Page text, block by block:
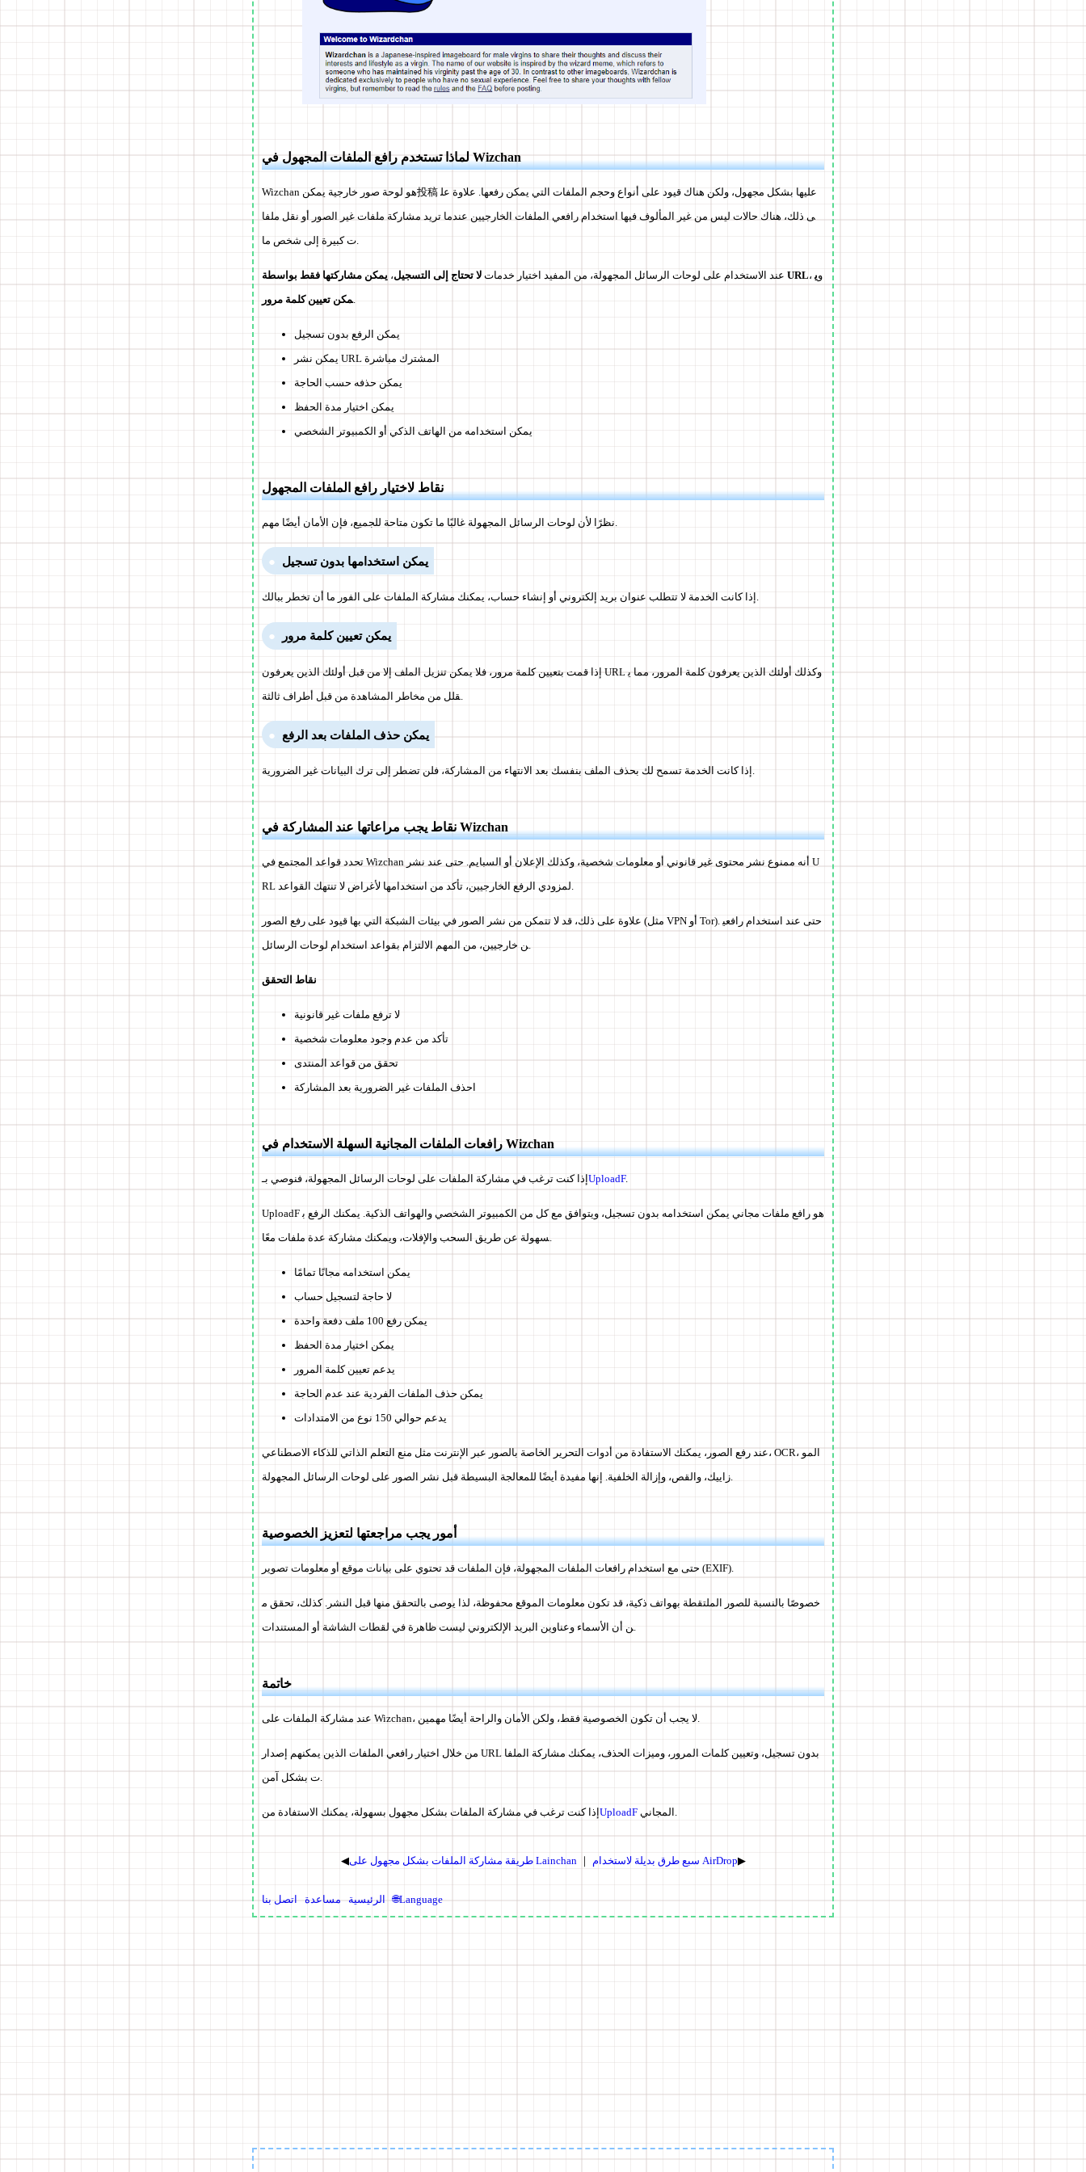
لماذا تستخدم رافع الملفات المجهول في Wizchan
Wizchan هو لوحة صور خارجية يمكن投稿 عليها بشكل مجهول، ولكن هناك قيود على أنواع وحجم الملفات التي يمكن رفعها. علاوة عل
ى ذلك، هناك حالات ليس من غير المألوف فيها استخدام رافعي الملفات الخارجيين عندما تريد مشاركة ملفات غير الصور أو نقل ملفا
ت كبيرة إلى شخص ما.
عند الاستخدام على لوحات الرسائل المجهولة، من المفيد اختيار خدمات لا تحتاج إلى التسجيل، يمكن مشاركتها فقط بواسطة URL ، وي
مكن تعيين كلمة مرور.
يمكن الرفع بدون تسجيل
يمكن نشر URL المشترك مباشرة
يمكن حذفه حسب الحاجة
يمكن اختيار مدة الحفظ
يمكن استخدامه من الهاتف الذكي أو الكمبيوتر الشخصي
نقاط لاختيار رافع الملفات المجهول
نظرًا لأن لوحات الرسائل المجهولة غالبًا ما تكون متاحة للجميع، فإن الأمان أيضًا مهم.
يمكن استخدامها بدون تسجيل
إذا كانت الخدمة لا تتطلب عنوان بريد إلكتروني أو إنشاء حساب، يمكنك مشاركة الملفات على الفور ما أن تخطر ببالك.
يمكن تعيين كلمة مرور
إذا قمت بتعيين كلمة مرور، فلا يمكن تنزيل الملف إلا من قبل أولئك الذين يعرفون URL وكذلك أولئك الذين يعرفون كلمة المرور، مما ي
يمكن حذف الملفات بعد الرفع
إذا كانت الخدمة تسمح لك بحذف الملف بنفسك بعد الانتهاء من المشاركة، فلن تضطر إلى ترك البيانات غير الضرورية.
نقاط يجب مراعاتها عند المشاركة في Wizchan
تحدد قواعد المجتمع في Wizchan أنه ممنوع نشر محتوى غير قانوني أو معلومات شخصية، وكذلك الإعلان أو السبايم. حتى عند نشر U
RL لمزودي الرفع الخارجيين، تأكد من استخدامها لأغراض لا تنتهك القواعد.
علاوة على ذلك، قد لا تتمكن من نشر الصور في بيئات الشبكة التي بها قيود على رفع الصور (مثل VPN أو Tor). حتى عند استخدام رافعي
ن خارجيين، من المهم الالتزام بقواعد استخدام لوحات الرسائل.
نقاط التحقق
لا ترفع ملفات غير قانونية
تأكد من عدم وجود معلومات شخصية
تحقق من قواعد المنتدى
احذف الملفات غير الضرورية بعد المشاركة
رافعات الملفات المجانية السهلة الاستخدام في Wizchan
إذا كنت ترغب في مشاركة الملفات على لوحات الرسائل المجهولة، فنوصي بـUploadF.
UploadF هو رافع ملفات مجاني يمكن استخدامه بدون تسجيل، ويتوافق مع كل من الكمبيوتر الشخصي والهواتف الذكية. يمكنك الرفع ب
سهولة عن طريق السحب والإفلات، ويمكنك مشاركة عدة ملفات معًا.
يمكن استخدامه مجانًا تمامًا
لا حاجة لتسجيل حساب
يمكن رفع 100 ملف دفعة واحدة
يمكن اختيار مدة الحفظ
يدعم تعيين كلمة المرور
يمكن حذف الملفات الفردية عند عدم الحاجة
يدعم حوالي 150 نوع من الامتدادات
عند رفع الصور، يمكنك الاستفادة من أدوات التحرير الخاصة بالصور عبر الإنترنت مثل منع التعلم الذاتي للذكاء الاصطناعي، OCR، المو
زاييك، والقص، وإزالة الخلفية. إنها مفيدة أيضًا للمعالجة البسيطة قبل نشر الصور على لوحات الرسائل المجهولة.
أمور يجب مراجعتها لتعزيز الخصوصية
حتى مع استخدام رافعات الملفات المجهولة، فإن الملفات قد تحتوي على بيانات موقع أو معلومات تصوير (EXIF).
خصوصًا بالنسبة للصور الملتقطة بهواتف ذكية، قد تكون معلومات الموقع محفوظة، لذا يوصى بالتحقق منها قبل النشر. كذلك، تحقق م
ن أن الأسماء وعناوين البريد الإلكتروني ليست ظاهرة في لقطات الشاشة أو المستندات.
خاتمة
عند مشاركة الملفات على Wizchan، لا يجب أن تكون الخصوصية فقط، ولكن الأمان والراحة أيضًا مهمين.
من خلال اختيار رافعي الملفات الذين يمكنهم إصدار URL بدون تسجيل، وتعيين كلمات المرور، وميزات الحذف، يمكنك مشاركة الملفا
ت بشكل آمن.
إذا كنت ترغب في مشاركة الملفات بشكل مجهول بسهولة، يمكنك الاستفادة منUploadF المجاني.
◀ طريقة مشاركة الملفات بشكل مجهول على Lainchan｜ سبع طرق بديلة لاستخدام AirDrop▶
الرئيسية مساعدة اتصل بنا 🌐Language